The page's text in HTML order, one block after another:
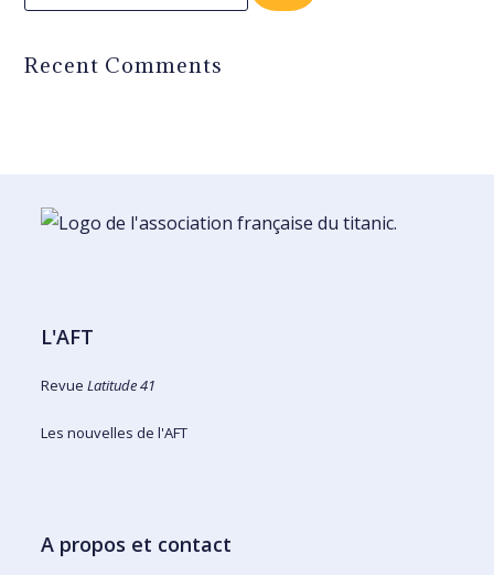
Recent Comments
L'AFT
RevueLatitude 41
Les nouvelles de l'AFT
A propos et contact